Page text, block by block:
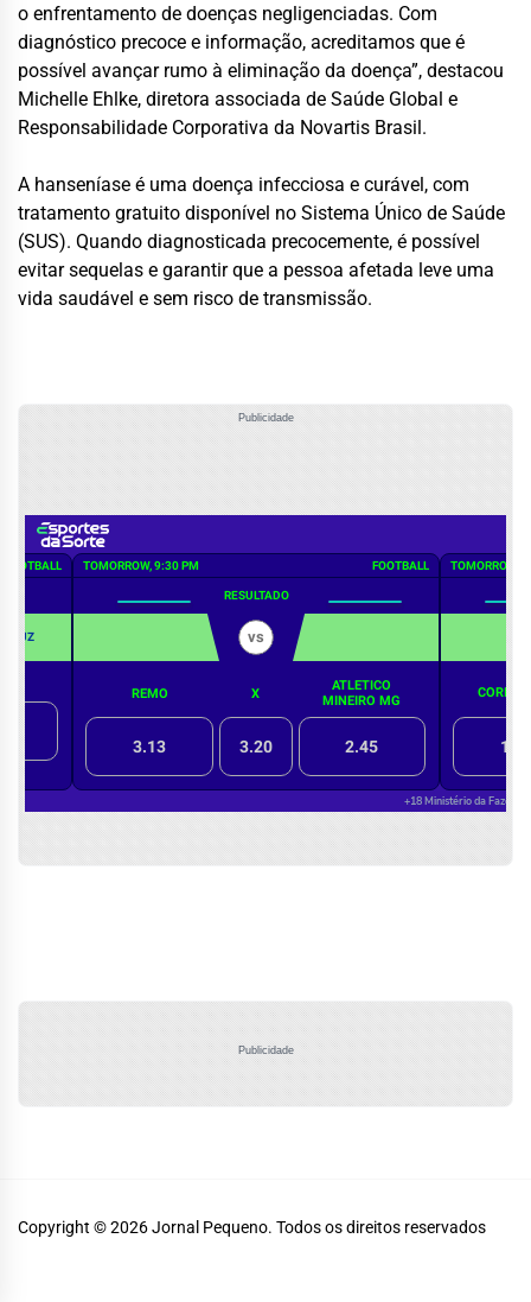
o enfrentamento de doenças negligenciadas. Com
diagnóstico precoce e informação, acreditamos que é
possível avançar rumo à eliminação da doença”, destacou
Michelle Ehlke, diretora associada de Saúde Global e
Responsabilidade Corporativa da Novartis Brasil.
A hanseníase é uma doença infecciosa e curável, com
tratamento gratuito disponível no Sistema Único de Saúde
(SUS). Quando diagnosticada precocemente, é possível
evitar sequelas e garantir que a pessoa afetada leve uma
vida saudável e sem risco de transmissão.
Publicidade
Publicidade
Copyright © 2026Jornal Pequeno. Todos os direitos reservados